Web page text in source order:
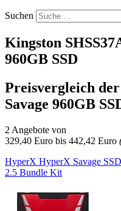
Suchen
Kingston
960GB SSD
Preisvergleich
Savage 960GB
2 Angebote von
329,40 Euro bis 442,42 Euro
HyperX HyperX Savage
2.5 Bundle Kit